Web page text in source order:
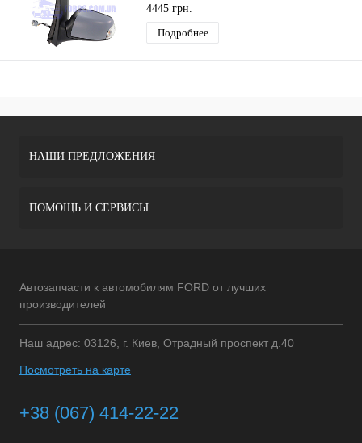
4445 грн.
Подробнее
НАШИ ПРЕДЛОЖЕНИЯ
ПОМОЩЬ И СЕРВИСЫ
Автозапчасти к автомобилям FORD от лучших
производителей
Наш адрес: 03126, г. Киев, Отрадный проспект д.40
Посмотреть на карте
+38 (067) 414-22-22